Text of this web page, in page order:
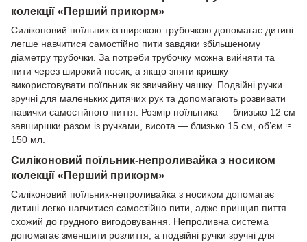
колекції «Перший прикорм»
Силіконовий поїльник із широкою трубочкою допомагає дитині
легше навчитися самостійно пити завдяки збільшеному
діаметру трубочки. За потреби трубочку можна вийняти та
пити через широкий носик, а якщо зняти кришку —
використовувати поїльник як звичайну чашку. Подвійні ручки
зручні для маленьких дитячих рук та допомагають розвивати
навички самостійного пиття. Розмір поїльника — близько 12 см
завширшки разом із ручками, висота — близько 15 см, об’єм ≈
150 мл.
Силіконовий поїльник-непроливайка з носиком
колекції «Перший прикорм»
Силіконовий поїльник-непроливайка з носиком допомагає
дитині легко навчитися самостійно пити, адже принцип пиття
схожий до грудного вигодовування. Непроливна система
допомагає зменшити розлиття, а подвійні ручки зручні для